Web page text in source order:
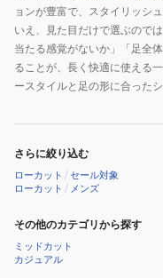
ョンが豊富で、スタイリッシ
いえ、見た目だけで選ぶので
当たる感覚がないか」「足全
ることが、長く快適に使える
ースタイルと足の形に合った
さらに絞り込む
ローカット /セール対象
ローカット / メンズ
その他のカテゴリから探す
ミッドカット
カジュアル